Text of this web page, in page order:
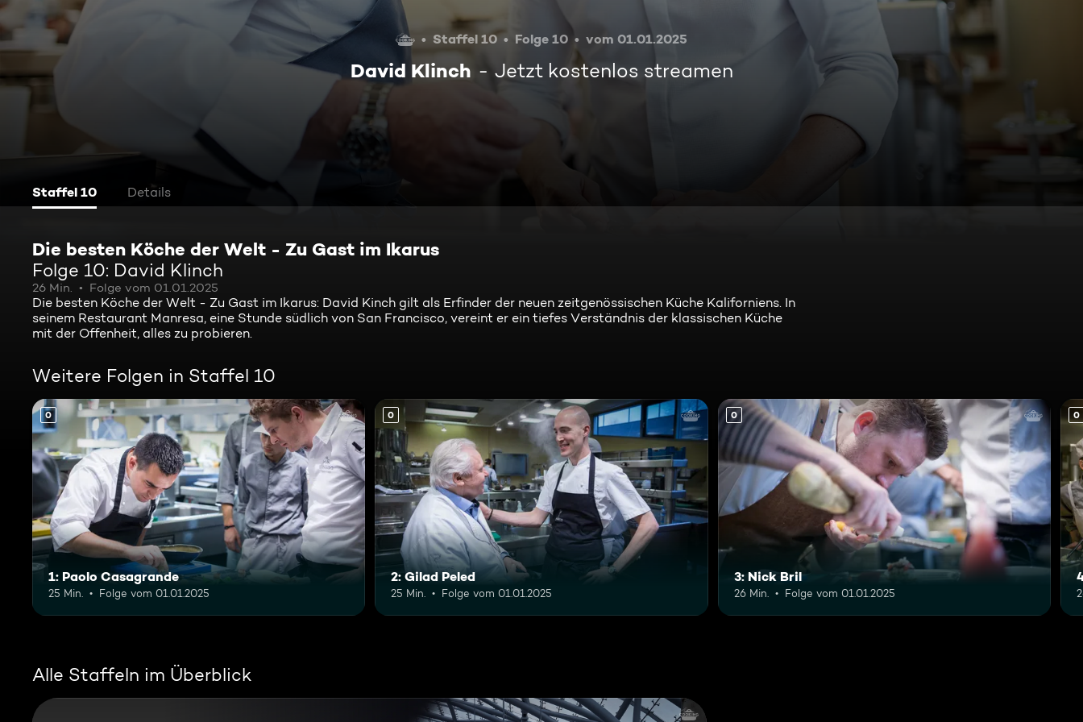
Staffel 10 Folge 10 vom 01.01.2025
David Klinch Jetzt kostenlos streamen
Staffel 10 Details
Die besten Köche der Welt - Zu Gast im Ikarus
Folge 10: David Klinch
26 Min. Folge vom 01.01.2025
Die besten Köche der Welt - Zu Gast im Ikarus: David Kinch gilt als Erfinder der neuen zeitgenössischen Küche Kaliforniens. In
seinem Restaurant Manresa, eine Stunde südlich von San Francisco, vereint er ein tiefes Verständnis der klassischen Küche
mit der Offenheit, alles zu probieren.
Weitere Folgen in Staffel 10
0
1: Paolo Casagrande
25 Min. Folge vom 01.01.2025
0
2: Gilad Peled
25 Min. Folge vom 01.01.2025
0
3: Nick Bril
26 Min. Folge vom 01.01.2025
0
Alle Staffeln im Überblick